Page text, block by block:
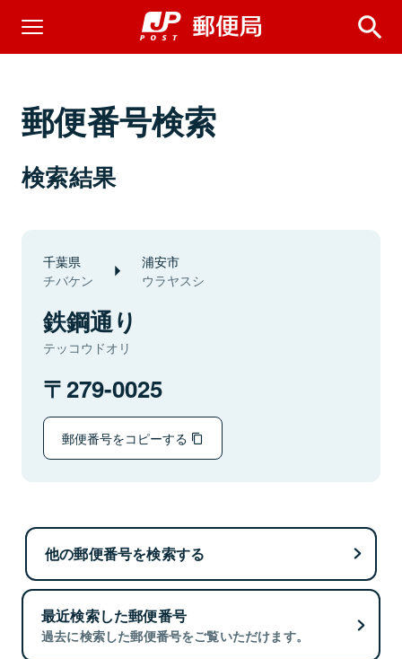
郵便番号検索
検索結果
千葉県
チバケン
浦安市
ウラヤスシ
鉄鋼通り
テッコウドオリ
279-0025
郵便番号をコピーする
他の郵便番号を検索する
最近検索した郵便番号
過去に検索した郵便番号をご覧いただけます。